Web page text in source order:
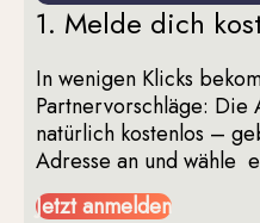
1. Melde dich
In wenigen Klicks
Partnervorschläge: Die
natürlich kostenlos –
Adresse an und wähle
Jetzt anmelden